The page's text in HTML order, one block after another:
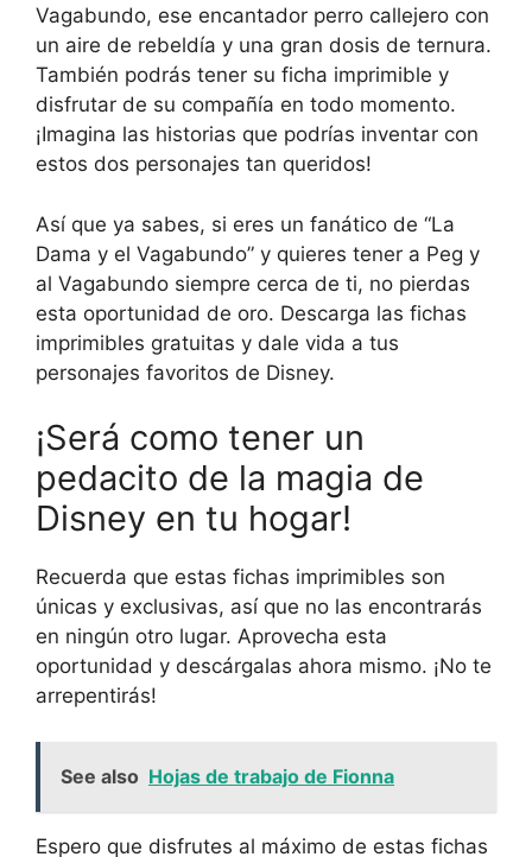
Vagabundo, ese encantador perro callejero con
un aire de rebeldía y una gran dosis de ternura.
También podrás tener su ficha imprimible y
disfrutar de su compañía en todo momento.
¡Imagina las historias que podrías inventar con
estos dos personajes tan queridos!
Así que ya sabes, si eres un fanático de “La
Dama y el Vagabundo” y quieres tener a Peg y
al Vagabundo siempre cerca de ti, no pierdas
esta oportunidad de oro. Descarga las fichas
imprimibles gratuitas y dale vida a tus
personajes favoritos de Disney.
¡Será como tener un
pedacito de la magia de
Disney en tu hogar!
Recuerda que estas fichas imprimibles son
únicas y exclusivas, así que no las encontrarás
en ningún otro lugar. Aprovecha esta
oportunidad y descárgalas ahora mismo. ¡No te
arrepentirás!
See also Hojas de trabajo de Fionna
Espero que disfrutes al máximo de estas fichas